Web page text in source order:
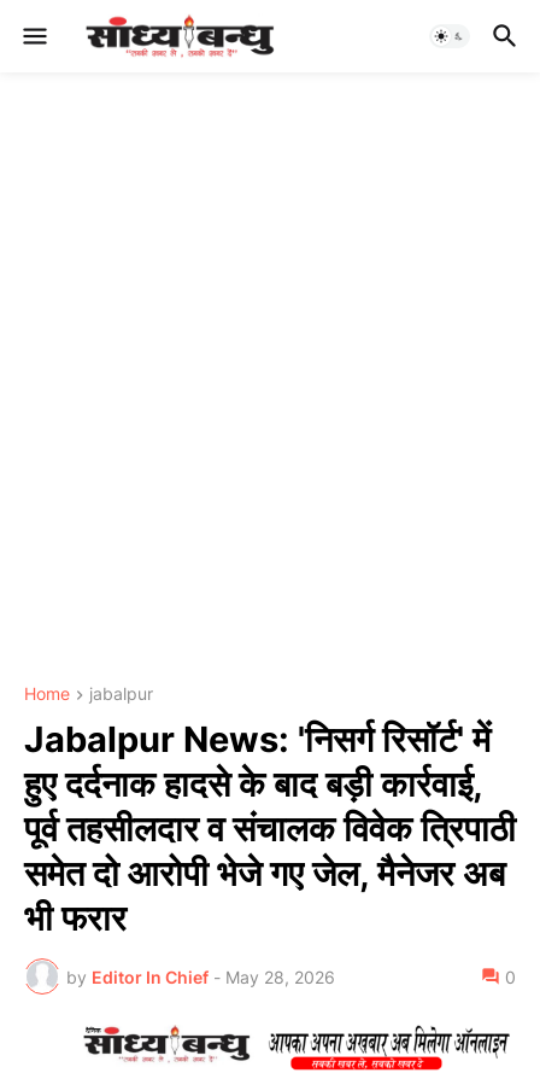
Home jabalpur
Jabalpur News: 'निसर्ग रिसॉर्ट' में
हुए दर्दनाक हादसे के बाद बड़ी कार्रवाई,
पूर्व तहसीलदार व संचालक विवेक त्रिपाठी
समेत दो आरोपी भेजे गए जेल, मैनेजर अब
भी फरार
by Editor In Chief - May 28, 2026 0